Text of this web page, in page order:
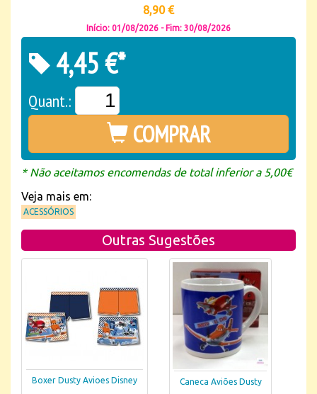
8,90 €
Início: 01/08/2026 - Fim: 30/08/2026
4,45 €*
Quant.:
COMPRAR
* Não aceitamos encomendas de total inferior a 5,00€
Veja mais em:
ACESSÓRIOS
Outras Sugestões
Boxer Dusty Avioes Disney Caneca Aviões Dusty